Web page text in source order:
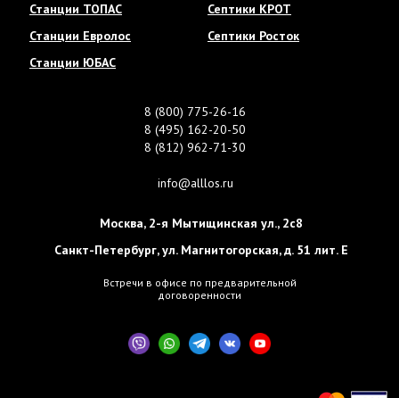
Станции ТОПАС
Станции Евролос
Станции ЮБАС
Септики КРОТ
Септики Росток
8 (800) 775-26-16
8 (495) 162-20-50
8 (812) 962-71-30
info@alllos.ru
Москва, 2-я Мытищинская ул., 2с8
Санкт-Петербург,ул. Магнитогорская, д. 51 лит. Е
Встречи в офисе по предварительной
договоренности